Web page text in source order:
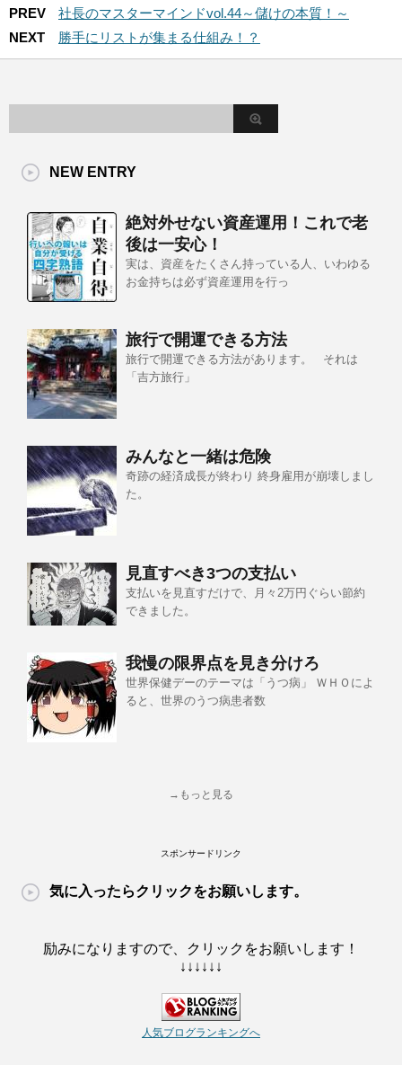
PREV
社長のマスターマインドvol.44～儲けの本質！～
NEXT
勝手にリストが集まる仕組み！？
NEW ENTRY
絶対外せない資産運用！これで老
後は一安心！
実は、資産をたくさん持っている人、いわゆる
お金持ちは必ず資産運用を行っ
旅行で開運できる方法
旅行で開運できる方法があります。 それは
「吉方旅行」
みんなと一緒は危険
奇跡の経済成長が終わり 終身雇用が崩壊しまし
た。
見直すべき3つの支払い
支払いを見直すだけで、月々2万円ぐらい節約
できました。
我慢の限界点を見き分けろ
世界保健デーのテーマは「うつ病」 ＷＨＯによ
ると、世界のうつ病患者数
→もっと見る
スポンサードリンク
気に入ったらクリックをお願いします。
励みになりますので、クリックをお願いします！
↓↓↓↓↓↓
人気ブログランキングへ